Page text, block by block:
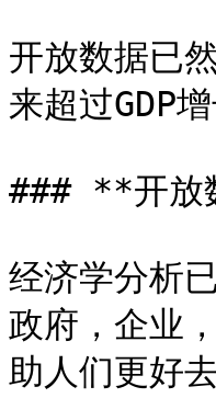
开放数据已
来超过GDP
### **开放
经济学分析
政府，企业
助人们更好